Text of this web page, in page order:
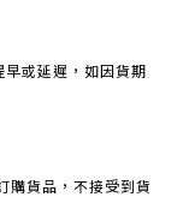
或延遲，如因貨期
購貨品，不接受到貨